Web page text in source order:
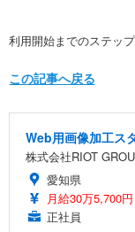
利用開始までのステップ
この記事へ戻る
Web用画像加工ス
株式会社RIOT
愛知県
月給30万5,700
正社員